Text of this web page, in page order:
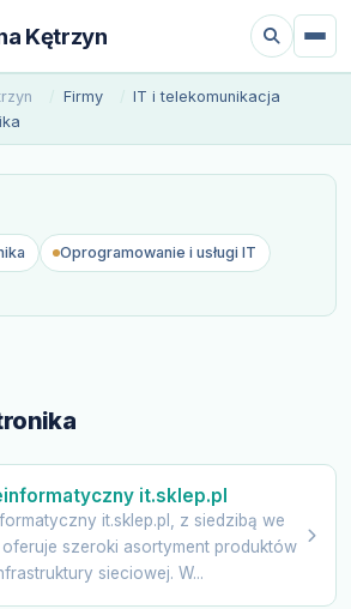
Kętrzyn
Firmy
IT i telekomunikacja
Oprogramowanie i usługi IT
it.sklep.pl
it.sklep.pl, z siedzibą we
oferuje szeroki asortyment produktów
sieciowej. W...